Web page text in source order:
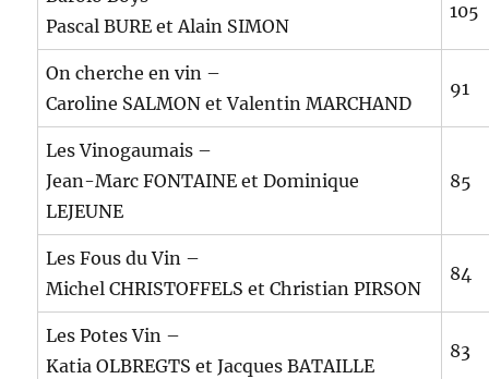
Pascal BURE et Alain SIMON
105
On cherche en vin –
Caroline SALMON et Valentin MARCHAND
91
Les Vinogaumais –
Jean-Marc FONTAINE et Dominique
LEJEUNE
85
Les Fous du Vin –
Michel CHRISTOFFELS et Christian PIRSON
84
Les Potes Vin –
Katia OLBREGTS et Jacques BATAILLE
83